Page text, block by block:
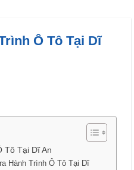
Ô Tô Tại Dĩ
Tô Tại Dĩ An
Hành Trình Ô Tô Tại Dĩ